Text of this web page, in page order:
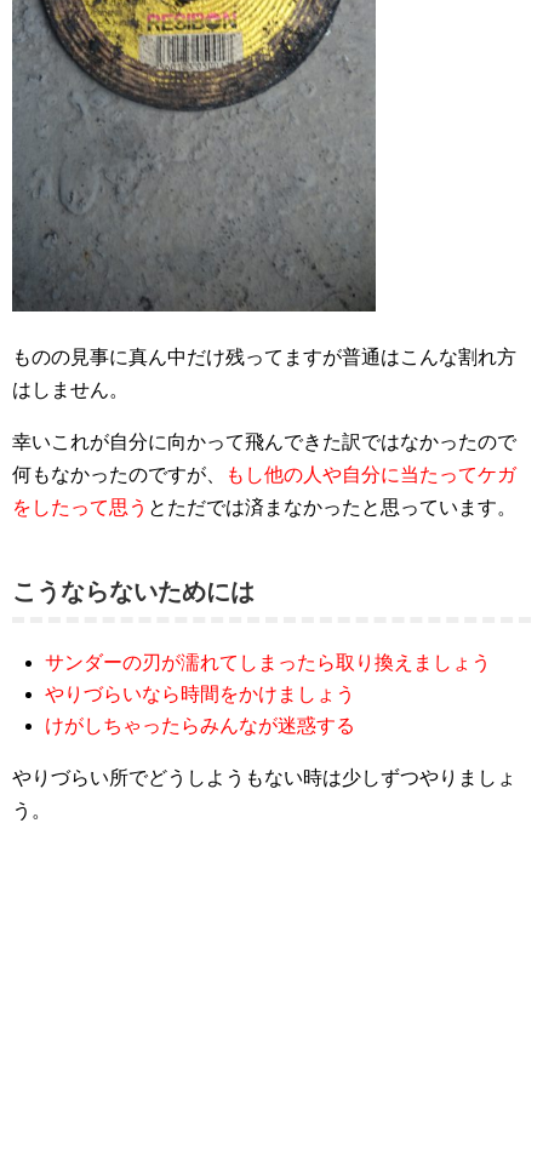
ものの見事に真ん中だけ残ってますが普通はこんな割れ方
はしません。
幸いこれが自分に向かって飛んできた訳ではなかったので
何もなかったのですが、
もし他の人や自分に当たってケガ
をしたって思う とただでは済まなかったと思っています。
こうならないためには
サンダーの刃が濡れてしまったら取り換えましょう
やりづらいなら時間をかけましょう
けがしちゃったらみんなが迷惑する
やりづらい所でどうしようもない時は少しずつやりましょ
う。